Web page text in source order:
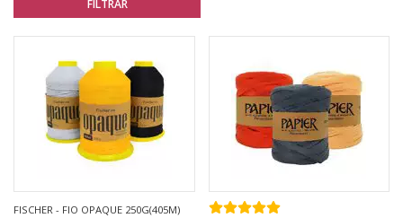
FISCHER - FIO OPAQUE 250G(405M)